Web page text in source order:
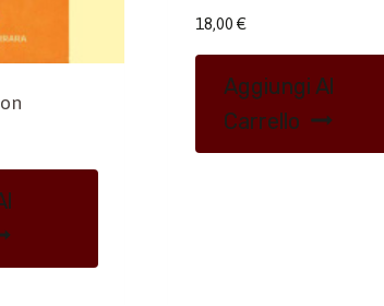
18,00 €
Aggiungi Al
Carrello